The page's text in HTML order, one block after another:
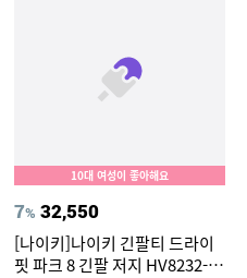
10대 여성이 좋아해요
7% 32,550
[나이키]나이키 긴팔티 드라이
핏 파크 8 긴팔 저지 HV8232-